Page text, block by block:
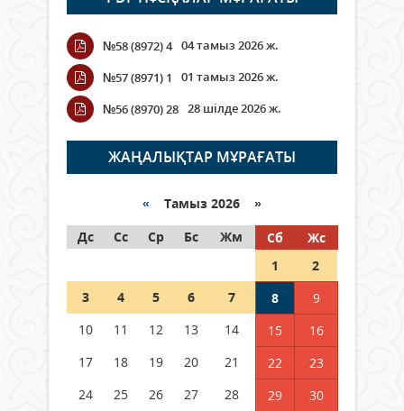
мыңнан астам көрерменнің
қауіпсіздігін қамтамасыз етті
06 тамыз 2026 ж.
Wi-Fi ҚАБЫРҒА АРҚЫЛЫ ҚАЛАЙ
ӨТЕДІ?
06 тамыз 2026 ж. 257
граждане Казахстана,
05 тамыз 2026 ж. 139
Шетелде жүрген Қазақстан
азаматтары қалай дауыс бере
№58 (8972) 4 04 тамыз 2026 ж.
№57 (8971) 1
01 тамыз 2026 ж.
№56 (8970) 28 28 шілде 2026 ж.
ЖАҢАЛЫҚТАР МҰРАҒАТЫ
« Тамыз 2026 »
Дс
Сс Ср Бс Жм Сб
Жс
1
2
3
4 5 6 7 8
9
10
11 12 13 14 15
16
17
18 19 20 21 22
23
24
25 26 27 28 29
30